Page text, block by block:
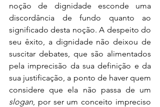
noção de dignidade esconde uma
discordância de fundo quanto ao
significado desta noção. A despeito do
seu êxito, a dignidade não deixou de
suscitar debates, que são alimentados
pela imprecisão da sua definição e da
sua justificação, a ponto de haver quem
slogan , por ser um conceito impreciso